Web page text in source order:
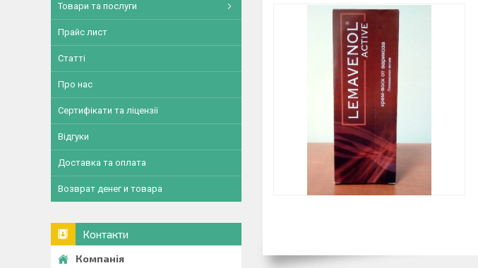
Товари та послуги
Прайс лист
Статті
Про нас
Сертифікати та ліцензії
Відгуки
Доставка та оплата
Возврат денег и товара
Контакти